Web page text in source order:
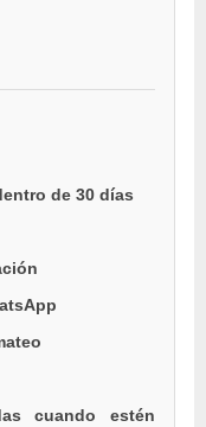
de 30 días
cuando estén